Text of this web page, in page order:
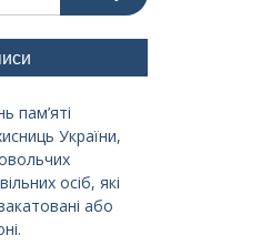
пам’яті
України,
осіб, які
або